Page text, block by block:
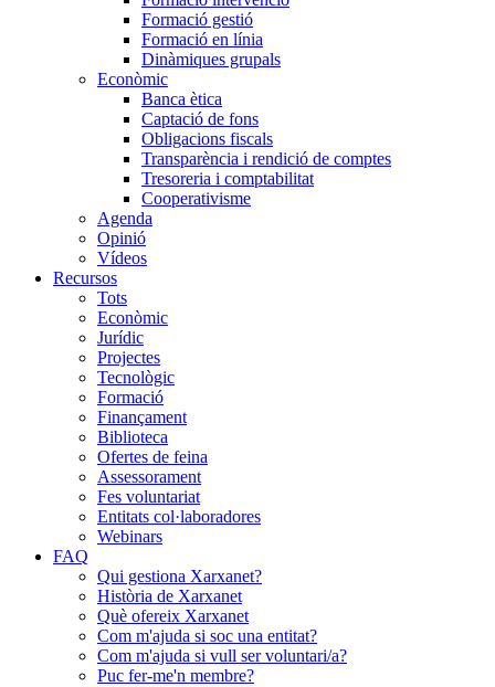
Formació gestió
Formació en línia
Dinàmiques grupals
Econòmic
Banca ètica
Captació de fons
Obligacions fiscals
Transparència i rendició de comptes
Tresoreria i comptabilitat
Cooperativisme
Agenda
Opinió
Vídeos
Recursos
Tots
Econòmic
Jurídic
Projectes
Tecnològic
Formació
Finançament
Biblioteca
Ofertes de feina
Assessorament
Fes voluntariat
Entitats col·laboradores
Webinars
FAQ
Qui gestiona Xarxanet?
Història de Xarxanet
Què ofereix Xarxanet
Com m'ajuda si soc una entitat?
Com m'ajuda si vull ser voluntari/a?
Puc fer-me'n membre?